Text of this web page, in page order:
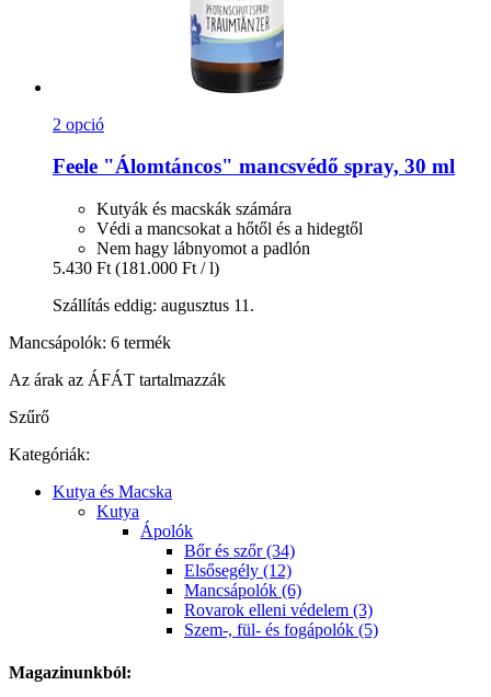
2 opció
Feele "Álomtáncos" mancsvédő spray, 30 ml
Kutyák és macskák számára
Védi a mancsokat a hőtől és a hidegtől
Nem hagy lábnyomot a padlón
5.430 Ft (181.000 Ft / l)
Szállítás eddig: augusztus 11.
Mancsápolók: 6 termék
Az árak az ÁFÁT tartalmazzák
Szűrő
Kategóriák:
Kutya és Macska
Kutya
Ápolók
Bőr és szőr (34)
Elsősegély (12)
Mancsápolók (6)
Rovarok elleni védelem (3)
Szem-, fül- és fogápolók (5)
Magazinunkból: